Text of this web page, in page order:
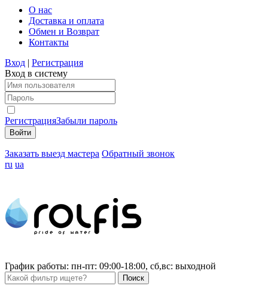
О нас
Доставка и оплата
Обмен и Возврат
Контакты
Вход | Регистрация
Вход в систему
РегистрацияЗабыли пароль
Заказать выезд мастера Обратный звонок
ru ua
График работы: пн-пт: 09:00-18:00, сб,вс: выходной